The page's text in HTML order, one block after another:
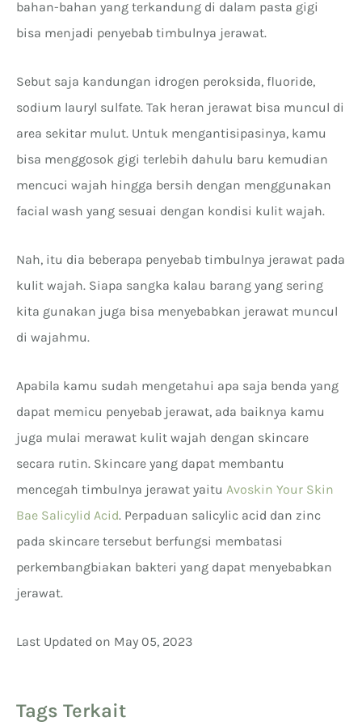
bahan-bahan yang terkandung di dalam pasta gigi
bisa menjadi penyebab timbulnya jerawat.
Sebut saja kandungan idrogen peroksida, fluoride,
sodium lauryl sulfate. Tak heran jerawat bisa muncul di
area sekitar mulut. Untuk mengantisipasinya, kamu
bisa menggosok gigi terlebih dahulu baru kemudian
mencuci wajah hingga bersih dengan menggunakan
facial wash yang sesuai dengan kondisi kulit wajah.
Nah, itu dia beberapa penyebab timbulnya jerawat pada
kulit wajah. Siapa sangka kalau barang yang sering
kita gunakan juga bisa menyebabkan jerawat muncul
di wajahmu.
Apabila kamu sudah mengetahui apa saja benda yang
dapat memicu penyebab jerawat, ada baiknya kamu
juga mulai merawat kulit wajah dengan skincare
secara rutin. Skincare yang dapat membantu
mencegah timbulnya jerawat yaitu Avoskin Your Skin
Bae Salicylid Acid. Perpaduan salicylic acid dan zinc
pada skincare tersebut berfungsi membatasi
perkembangbiakan bakteri yang dapat menyebabkan
jerawat.
Last Updated on May 05, 2023
Tags Terkait